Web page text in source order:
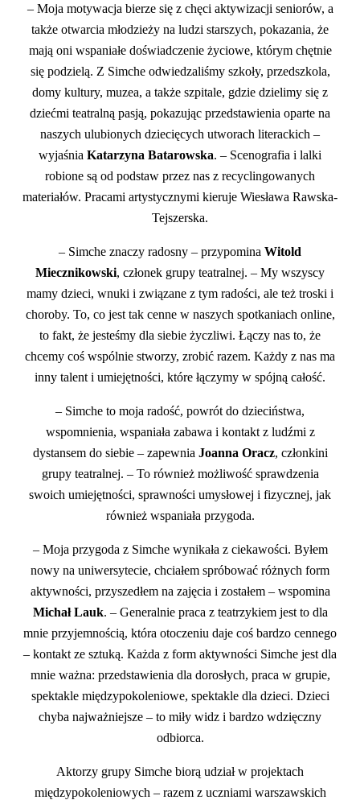
– Moja motywacja bierze się z chęci aktywizacji seniorów, a
także otwarcia młodzieży na ludzi starszych, pokazania, że
mają oni wspaniałe doświadczenie życiowe, którym chętnie
się podzielą. Z Simche odwiedzaliśmy szkoły, przedszkola,
domy kultury, muzea, a także szpitale, gdzie dzielimy się z
dziećmi teatralną pasją, pokazując przedstawienia oparte na
naszych ulubionych dziecięcych utworach literackich –
wyjaśnia Katarzyna Batarowska. – Scenografia i lalki
robione są od podstaw przez nas z recyclingowanych
materiałów. Pracami artystycznymi kieruje Wiesława Rawska-
Tejszerska.
– Simche znaczy radosny – przypomina Witold
Miecznikowski, członek grupy teatralnej. – My wszyscy
mamy dzieci, wnuki i związane z tym radości, ale też troski i
choroby. To, co jest tak cenne w naszych spotkaniach online,
to fakt, że jesteśmy dla siebie życzliwi. Łączy nas to, że
chcemy coś wspólnie stworzy, zrobić razem. Każdy z nas ma
inny talent i umiejętności, które łączymy w spójną całość.
– Simche to moja radość, powrót do dzieciństwa,
wspomnienia, wspaniała zabawa i kontakt z ludźmi z
dystansem do siebie – zapewnia Joanna Oracz, członkini
grupy teatralnej. – To również możliwość sprawdzenia
swoich umiejętności, sprawności umysłowej i fizycznej, jak
również wspaniała przygoda.
– Moja przygoda z Simche wynikała z ciekawości. Byłem
nowy na uniwersytecie, chciałem spróbować różnych form
aktywności, przyszedłem na zajęcia i zostałem – wspomina
Michał Lauk. – Generalnie praca z teatrzykiem jest to dla
mnie przyjemnością, która otoczeniu daje coś bardzo cennego
– kontakt ze sztuką. Każda z form aktywności Simche jest dla
mnie ważna: przedstawienia dla dorosłych, praca w grupie,
spektakle międzypokoleniowe, spektakle dla dzieci. Dzieci
chyba najważniejsze – to miły widz i bardzo wdzięczny
odbiorca.
Aktorzy grupy Simche biorą udział w projektach
międzypokoleniowych – razem z uczniami warszawskich